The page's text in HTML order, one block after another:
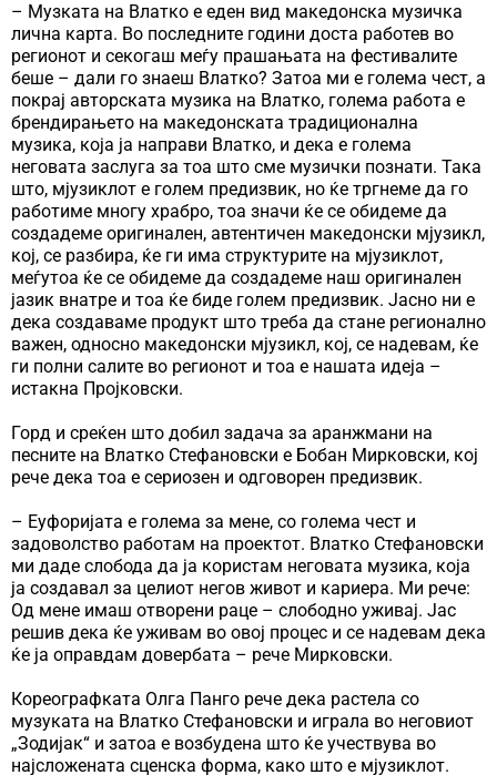
– Музката на Влатко е еден вид македонска музичка
лична карта. Во последните години доста работев во
регионот и секогаш меѓу прашањата на фестивалите
беше – дали го знаеш Влатко? Затоа ми е голема чест, а
покрај авторската музика на Влатко, голема работа е
брендирањето на македонската традиционална
музика, која ја направи Влатко, и дека е голема
неговата заслуга за тоа што сме музички познати. Така
што, мјузиклот е голем предизвик, но ќе тргнеме да го
работиме многу храбро, тоа значи ќе се обидеме да
создадеме оригинален, автентичен македонски мјузикл,
кој, се разбира, ќе ги има структурите на мјузиклот,
меѓутоа ќе се обидеме да создадеме наш оригинален
јазик внатре и тоа ќе биде голем предизвик. Јасно ни е
дека создаваме продукт што треба да стане регионално
важен, односно македонски мјузикл, кој, се надевам, ќе
ги полни салите во регионот и тоа е нашата идеја –
истакна Пројковски.
Горд и среќен што добил задача за аранжмани на
песните на Влатко Стефановски е Бобан Мирковски, кој
рече дека тоа е сериозен и одговорен предизвик.
– Еуфоријата е голема за мене, со голема чест и
задоволство работам на проектот. Влатко Стефановски
ми даде слобода да ја користам неговата музика, која
ја создавал за целиот негов живот и кариера. Ми рече:
Од мене имаш отворени раце – слободно уживај. Јас
решив дека ќе уживам во овој процес и се надевам дека
ќе ја оправдам довербата – рече Мирковски.
Кореографката Олга Панго рече дека растела со
музуката на Влатко Стефановски и играла во неговиот
„Зодијак“ и затоа е возбудена што ќе учествува во
најсложената сценска форма, како што е мјузиклот.